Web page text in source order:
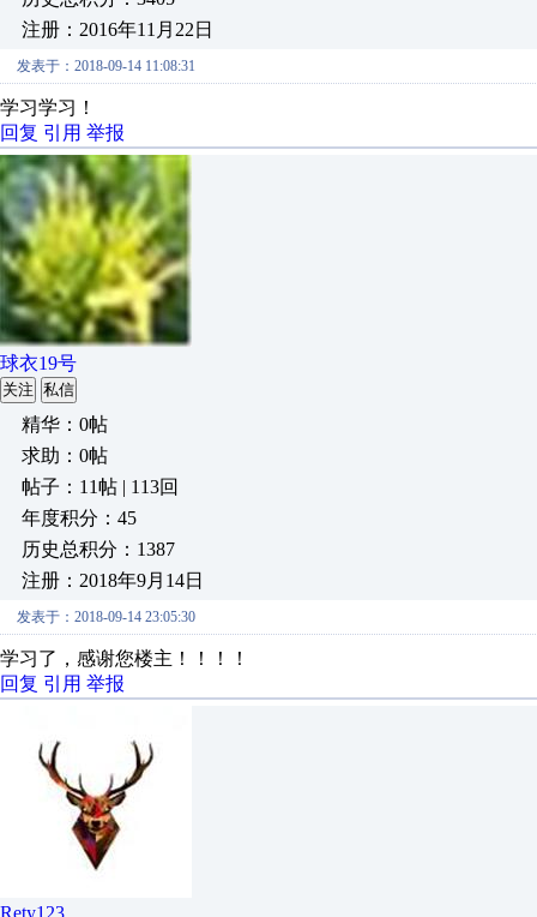
注册：2016年11月22日
发表于：2018-09-14 11:08:31
学习学习！
回复 引用 举报
球衣19号
关注 私信
精华：0帖
求助：0帖
帖子：11帖 | 113回
年度积分：45
历史总积分：1387
注册：2018年9月14日
发表于：2018-09-14 23:05:30
学习了，感谢您楼主！！！！
回复 引用 举报
Rety123